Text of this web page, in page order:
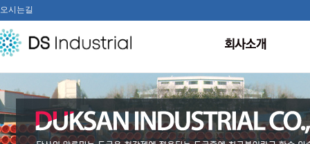
오시는길
회사개요
인사말
생산설비/기자재현황